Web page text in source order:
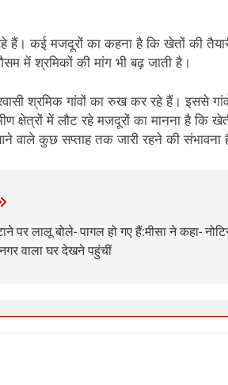
हैं। कई मजदूरों का कहना है कि खेतों की
में श्रमिकों की मांग भी बढ़ जाती है।
श्रमिक गांवों का रुख कर रहे हैं। इससे
क्षेत्रों में लौट रहे मजदूरों का मानना है कि
वाले कुछ सप्ताह तक जारी रहने की संभावना
पर लालू बोले- पागल हो गए हैं:मीसा ने कहा-
वाला घर देखने पहुंचीं